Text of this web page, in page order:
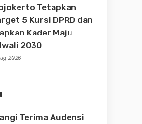
Tetapkan
5 Kursi DPRD dan
Kader Maju
2030
2026
Terima Audensi